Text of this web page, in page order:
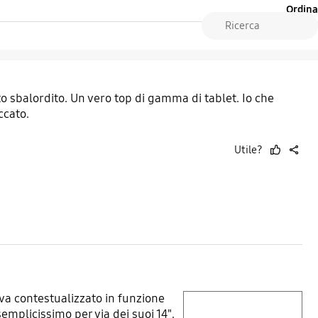
Ordina
sbalordito. Un vero top di gamma di tablet. Io che
Utile?
contestualizzato in funzione
per via dei suoi 14".